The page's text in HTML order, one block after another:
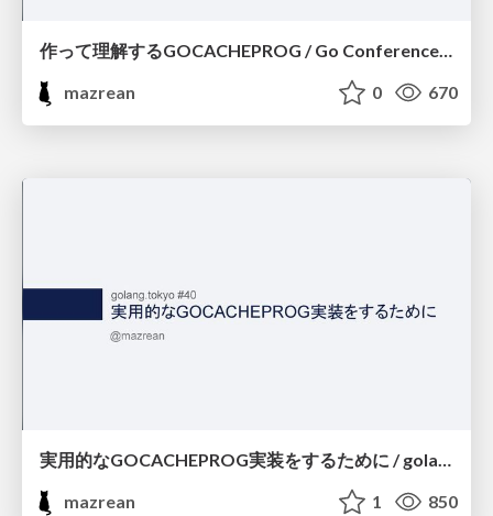
作って理解するGOCACHEPROG / Go Conference 2025(Workshop)
mazrean
0 670
実用的なGOCACHEPROG実装をするために / golang.tokyo #40
mazrean
1 850